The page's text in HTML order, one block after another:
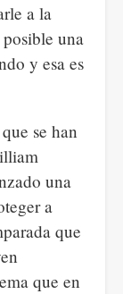
a la
una
y esa es
se han
una
a
que
que en